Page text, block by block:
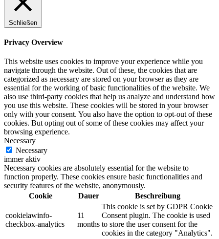
Schließen
Privacy Overview
This website uses cookies to improve your experience while you
navigate through the website. Out of these, the cookies that are
categorized as necessary are stored on your browser as they are
essential for the working of basic functionalities of the website. We
also use third-party cookies that help us analyze and understand how
you use this website. These cookies will be stored in your browser
only with your consent. You also have the option to opt-out of these
cookies. But opting out of some of these cookies may affect your
browsing experience.
Necessary
Necessary
immer aktiv
Necessary cookies are absolutely essential for the website to
function properly. These cookies ensure basic functionalities and
security features of the website, anonymously.
Cookie
Dauer Beschreibung
cookielawinfo-
checkbox-analytics
11
months
This cookie is set by GDPR Cookie
Consent plugin. The cookie is used
to store the user consent for the
cookies in the category "Analytics".